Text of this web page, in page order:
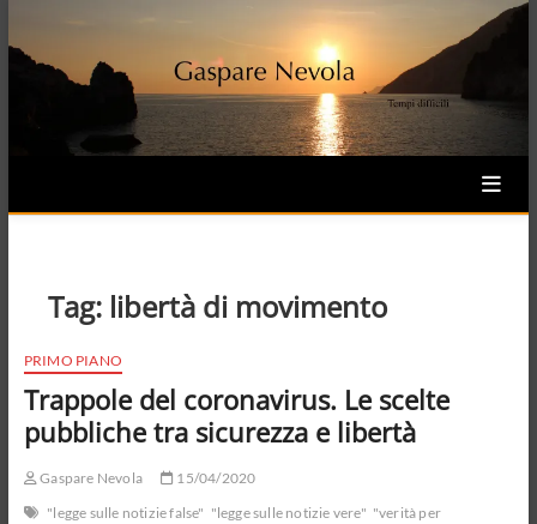
content
Tag: libertà di movimento
PRIMO PIANO
Trappole del coronavirus. Le scelte
pubbliche tra sicurezza e libertà
Gaspare Nevola
15/04/2020
"legge sulle notizie false" "legge sulle notizie vere" "verità per